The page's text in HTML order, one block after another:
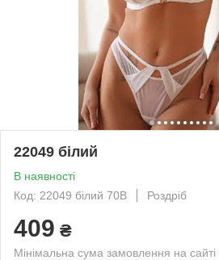
22049 білий
В наявності
Код: 22049 білий 70В
Роздріб
409 ₴
Мінімальна сума замовлення на